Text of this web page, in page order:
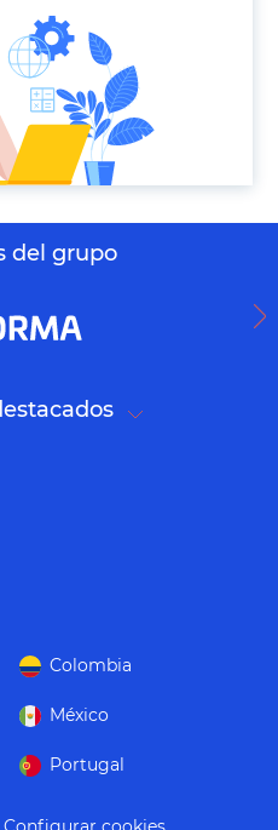
del grupo
Colombia
México
Portugal